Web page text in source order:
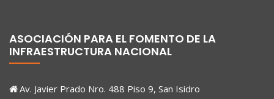
ASOCIACIÓN PARA EL FOMENTO DE LA
INFRAESTRUCTURA NACIONAL
Av. Javier Prado Nro. 488 Piso 9, San Isidro